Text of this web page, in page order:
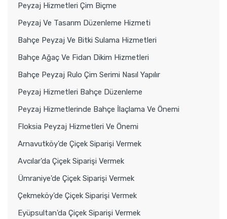
Peyzaj Hizmetleri Çim Biçme
Peyzaj Ve Tasarım Düzenleme Hizmeti
Bahçe Peyzaj Ve Bitki Sulama Hizmetleri
Bahçe Ağaç Ve Fidan Dikim Hizmetleri
Bahçe Peyzaj Rulo Çim Serimi Nasıl Yapılır
Peyzaj Hizmetleri Bahçe Düzenleme
Peyzaj Hizmetlerinde Bahçe İlaçlama Ve Önemi
Floksia Peyzaj Hizmetleri Ve Önemi
Arnavutköy'de Çiçek Siparişi Vermek
Avcılar'da Çiçek Siparişi Vermek
Ümraniye'de Çiçek Siparişi Vermek
Çekmeköy'de Çiçek Siparişi Vermek
Eyüpsultan'da Çiçek Siparişi Vermek